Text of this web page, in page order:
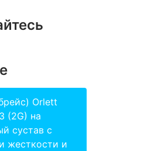
Orlett
(2G) на
сустав с
жесткости и